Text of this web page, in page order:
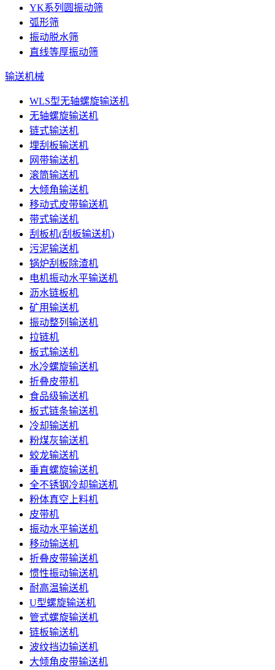
YK系列圆振动筛
弧形筛
振动脱水筛
直线等厚振动筛
输送机械
WLS型无轴螺旋输送机
无轴螺旋输送机
链式输送机
埋刮板输送机
网带输送机
滚筒输送机
大倾角输送机
移动式皮带输送机
带式输送机
刮板机(刮板输送机)
污泥输送机
锅炉刮板除渣机
电机振动水平输送机
沥水链板机
矿用输送机
振动整列输送机
拉链机
板式输送机
水冷螺旋输送机
折叠皮带机
食品级输送机
板式链条输送机
冷却输送机
粉煤灰输送机
蛟龙输送机
垂直螺旋输送机
全不锈钢冷却输送机
粉体真空上料机
皮带机
振动水平输送机
移动输送机
折叠皮带输送机
惯性振动输送机
耐高温输送机
U型螺旋输送机
管式螺旋输送机
链板输送机
波纹挡边输送机
大倾角皮带输送机